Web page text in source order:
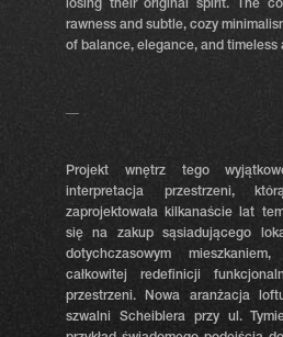
losing their original spirit. The
rawness and subtle, cozy
of balance, elegance, and timeless
Projekt wnętrz tego
interpretacja przestrzeni,
zaprojektowała kilkanaście lat
się na zakup sąsiadującego
dotychczasowym
całkowitej redefinicji
przestrzeni. Nowa aranżacja
szwalni Scheiblera przy ul.